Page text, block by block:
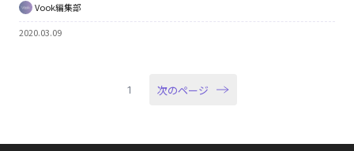
Vook編集部
2020.03.09
1 次のページ